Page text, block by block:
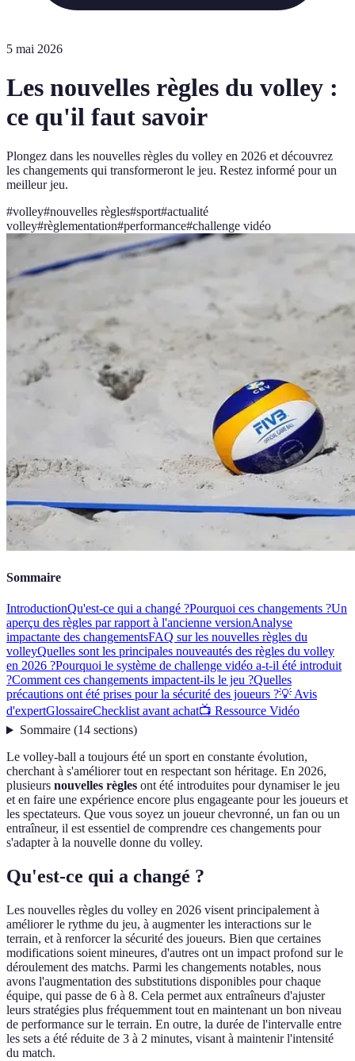
5 mai 2026
Les nouvelles règles du volley :
ce qu'il faut savoir
Plongez dans les nouvelles règles du volley en 2026 et découvrez
les changements qui transformeront le jeu. Restez informé pour un
meilleur jeu.
#volley#nouvelles règles#sport#actualité
volley#règlementation#performance#challenge vidéo
Sommaire
IntroductionQu'est-ce qui a changé ?Pourquoi ces changements ?Un
aperçu des règles par rapport à l'ancienne versionAnalyse
impactante des changementsFAQ sur les nouvelles règles du
volleyQuelles sont les principales nouveautés des règles du volley
en 2026 ?Pourquoi le système de challenge vidéo a-t-il été introduit
?Comment ces changements impactent-ils le jeu ?Quelles
précautions ont été prises pour la sécurité des joueurs ?💡 Avis
d'expertGlossaireChecklist avant achat📺 Ressource Vidéo
Sommaire(14 sections)
Le volley-ball a toujours été un sport en constante évolution,
cherchant à s'améliorer tout en respectant son héritage. En 2026,
plusieurs nouvelles règles ont été introduites pour dynamiser le jeu
et en faire une expérience encore plus engageante pour les joueurs et
les spectateurs. Que vous soyez un joueur chevronné, un fan ou un
entraîneur, il est essentiel de comprendre ces changements pour
s'adapter à la nouvelle donne du volley.
Qu'est-ce qui a changé ?
Les nouvelles règles du volley en 2026 visent principalement à
améliorer le rythme du jeu, à augmenter les interactions sur le
terrain, et à renforcer la sécurité des joueurs. Bien que certaines
modifications soient mineures, d'autres ont un impact profond sur le
déroulement des matchs. Parmi les changements notables, nous
avons l'augmentation des substitutions disponibles pour chaque
équipe, qui passe de 6 à 8. Cela permet aux entraîneurs d'ajuster
leurs stratégies plus fréquemment tout en maintenant un bon niveau
de performance sur le terrain. En outre, la durée de l'intervalle entre
les sets a été réduite de 3 à 2 minutes, visant à maintenir l'intensité
du match.